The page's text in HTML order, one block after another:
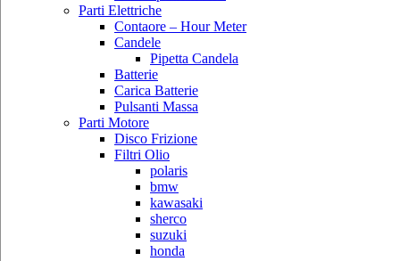
Parti Elettriche
Contaore – Hour Meter
Candele
Pipetta Candela
Batterie
Carica Batterie
Pulsanti Massa
Parti Motore
Disco Frizione
Filtri Olio
polaris
bmw
kawasaki
sherco
suzuki
honda